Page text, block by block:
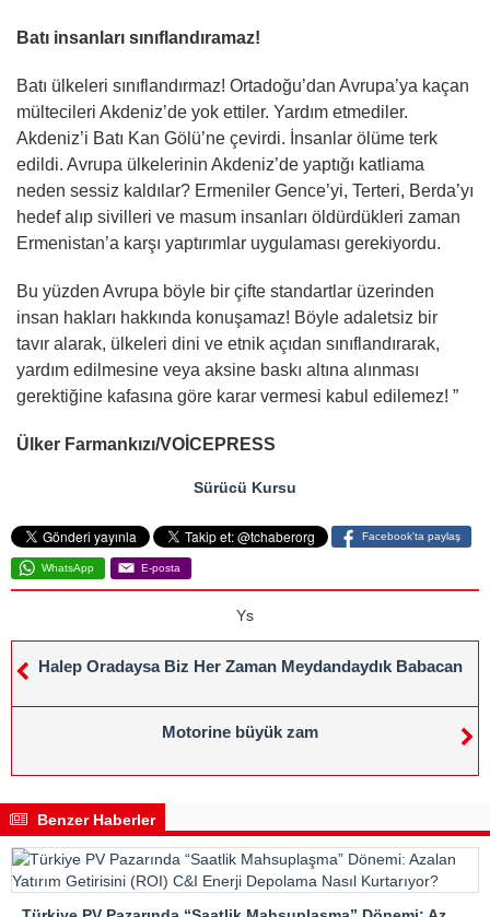
Batı insanları sınıflandıramaz!
Batı ülkeleri sınıflandırmaz! Ortadoğu’dan Avrupa’ya kaçan
mültecileri Akdeniz’de yok ettiler. Yardım etmediler.
Akdeniz’i Batı Kan Gölü’ne çevirdi. İnsanlar ölüme terk
edildi. Avrupa ülkelerinin Akdeniz’de yaptığı katliama
neden sessiz kaldılar? Ermeniler Gence’yi, Terteri, Berda’yı
hedef alıp sivilleri ve masum insanları öldürdükleri zaman
Ermenistan’a karşı yaptırımlar uygulaması gerekiyordu.
Bu yüzden Avrupa böyle bir çifte standartlar üzerinden
insan hakları hakkında konuşamaz! Böyle adaletsiz bir
tavır alarak, ülkeleri dini ve etnik açıdan sınıflandırarak,
yardım edilmesine veya aksine baskı altına alınması
gerektiğine kafasına göre karar vermesi kabul edilemez! ”
Ülker Farmankızı/VOİCEPRESS
Sürücü Kursu
Facebook'ta paylaş
WhatsApp E-posta
Ys
Halep Oradaysa Biz Her Zaman Meydandaydık Babacan
Motorine büyük zam
Benzer Haberler